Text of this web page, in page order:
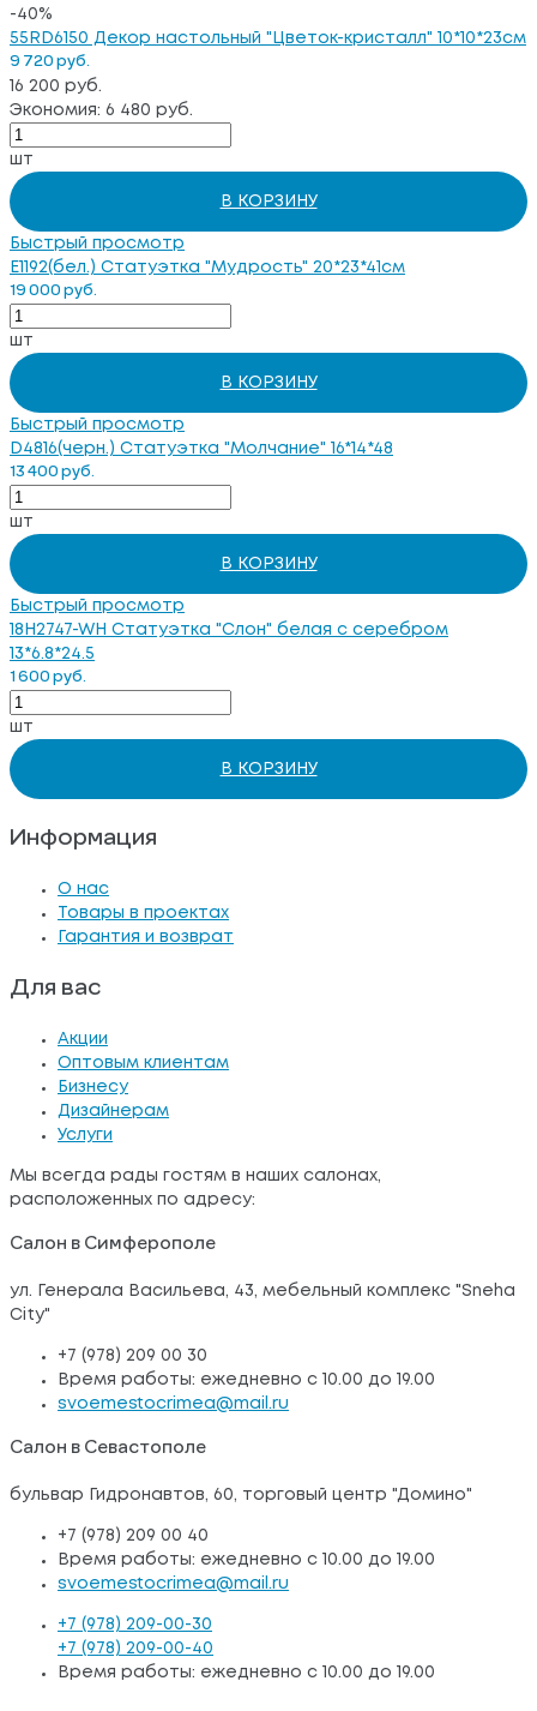
-40%
55RD6150 Декор настольный "Цветок-кристалл" 10*10*23см
9 720 руб.
16 200 руб.
Экономия: 6 480 руб.
шт
В КОРЗИНУ
Быстрый просмотр
E1192(бел.) Статуэтка "Мудрость" 20*23*41см
19 000 руб.
шт
В КОРЗИНУ
Быстрый просмотр
D4816(черн.) Статуэтка "Молчание" 16*14*48
13 400 руб.
шт
В КОРЗИНУ
Быстрый просмотр
18H2747-WH Статуэтка "Слон" белая с серебром
13*6.8*24.5
1 600 руб.
шт
В КОРЗИНУ
Информация
О нас
Товары в проектах
Гарантия и возврат
Для вас
Акции
Оптовым клиентам
Бизнесу
Дизайнерам
Услуги
Мы всегда рады гостям в наших салонах,
расположенных по адресу:
Салон в Симферополе
ул. Генерала Васильева, 43, мебельный комплекс "Sneha
City"
+7 (978) 209 00 30
Время работы: ежедневно с 10.00 до 19.00
svoemestocrimea@mail.ru
Салон в Севастополе
бульвар Гидронавтов, 60, торговый центр "Домино"
+7 (978) 209 00 40
Время работы: ежедневно с 10.00 до 19.00
svoemestocrimea@mail.ru
+7 (978) 209-00-30
+7 (978) 209-00-40
Время работы: ежедневно с 10.00 до 19.00